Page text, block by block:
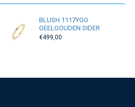
BLUSH 1117YGO
GEELGOUDEN SIDER
€499,00